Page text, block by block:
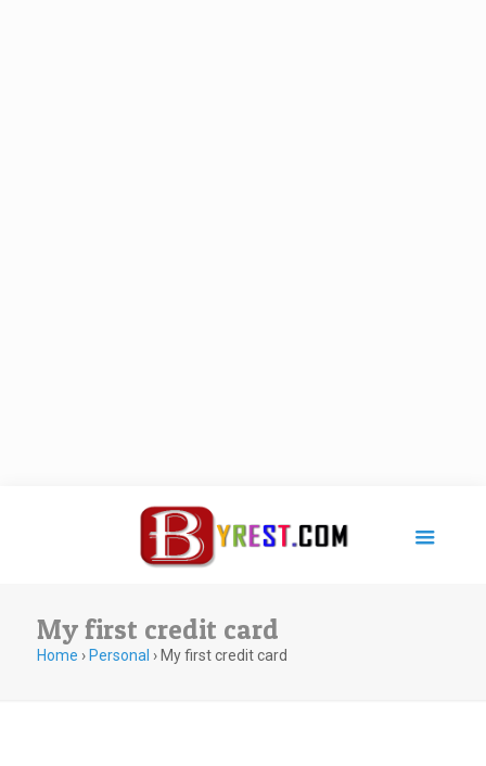
My first credit card
Home › Personal › My first credit card